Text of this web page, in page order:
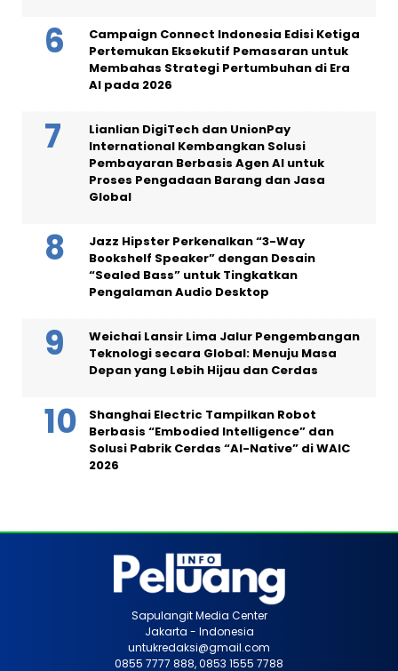
Campaign Connect Indonesia Edisi Ketiga
Pertemukan Eksekutif Pemasaran untuk
Membahas Strategi Pertumbuhan di Era
AI pada 2026
Lianlian DigiTech dan UnionPay
International Kembangkan Solusi
Pembayaran Berbasis Agen AI untuk
Proses Pengadaan Barang dan Jasa
Global
Jazz Hipster Perkenalkan “3-Way
Bookshelf Speaker” dengan Desain
“Sealed Bass” untuk Tingkatkan
Pengalaman Audio Desktop
Weichai Lansir Lima Jalur Pengembangan
Teknologi secara Global: Menuju Masa
Depan yang Lebih Hijau dan Cerdas
Shanghai Electric Tampilkan Robot
Berbasis “Embodied Intelligence” dan
Solusi Pabrik Cerdas “AI-Native” di WAIC
2026
Sapulangit Media Center
Jakarta - Indonesia
untukredaksi@gmail.com
0855 7777 888, 0853 1555 7788